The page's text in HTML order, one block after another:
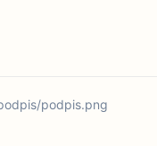
podpis.png